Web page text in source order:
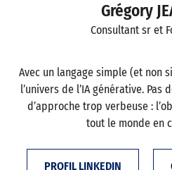
Grégory
Consultant sr et
Avec un langage simple (et non
l’univers de l’IA générative. Pas
d’approche trop verbeuse :
tout le monde en
PROFIL LINKEDIN